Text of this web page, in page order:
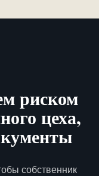
риском
цеха,
собственник